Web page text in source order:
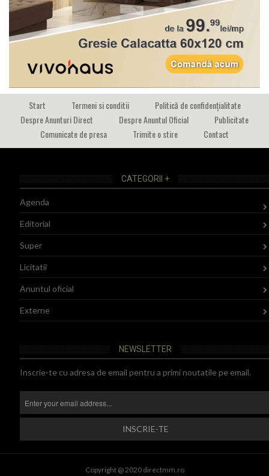
Start Termeni si conditii
Politică de confidențialitate
Despre Anunturi Direct
Despre Anuntul Oficial
Publicitate
Comunicate de presa
Trimite o stire Contact
CATEGORII +
Agenda
Editorial
Super
Licitatii
Anuntul oficial
Externe
NEWSLETTER
Inscrie-te cu adresa de email pentru a primi noutatile pe email.
Copyright @ 2020 directmm.ro